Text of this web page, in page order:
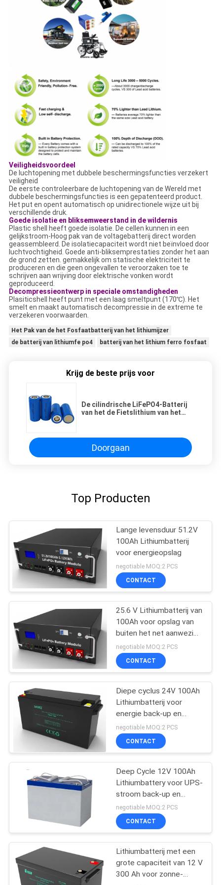
Veiligheidsvoordeel
De luchtopening met dubbele beschermingsfuncties verzekert
veiligheid
De eerste controleerbare de luchtopening van de Wereld met
dubbele beschermingsfuncties is een gepatenteerd product.
Het put en opent automatisch op unidirectionele wijze uit bij
verschillende druk.
Goede isolatie en bliksemweerstand in de wildernis
Plastic shell heeft goede isolatie. De cellen kunnen in een
gelijkstroom-Hoog pak van de voltagebatterij direct worden
geassembleerd. De isolatiecapaciteit wordt niet beïnvloed door
luchtvochtigheid. Goede anti-bliksemprestaties zonder het aan
de grond zetten. gemakkelijk om statische elektriciteit te
produceren en die geen ongevallen te veroorzaken toe te
schrijven aan wrijving door elektrische vonken wordt
geproduceerd.
Decompressieontwerp in speciale omstandigheden
Plasiticshell heeft punt met een laag smeltpunt (170℃). Het
smelt en maakt automatisch decompressie in de extreme te
verzekeren voorwaarden.
Het Pak van de het Fosfaatbatterij van het lithiumijzer
de batterij van lithiumfe po4
batterij van het lithium ferro fosfaat
Krijg de beste prijs voor
De cilindrische LiFePO4-Batterij
van het de Fietslithium van het
Doorgaan
Top Producten
Lange levensduur 51.2V
100Ah Lithiumbatterij
voor energieopslag
negotiable MOQ:2 PCS
CONTACT
25.6 V Lithiumbatterij van
100Ah voor opslag van
buiten het net aanwezige
zonne-energie
negotiable MOQ:2 PCS
CONTACT
Diepe cyclus 24V 100Ah
Lithiumbatterij voor
energie back-up en
energieopslag
negotiable MOQ:2 PCS
CONTACT
Deep Cycle 12V 100Ah
Lithiumbattery voor UPS-
stroom back-up en
energieopslag
negotiable MOQ:2 PCS
CONTACT
Lithiumbatterij met een
grote capaciteit van 12 V
300 Ah voor zonne-